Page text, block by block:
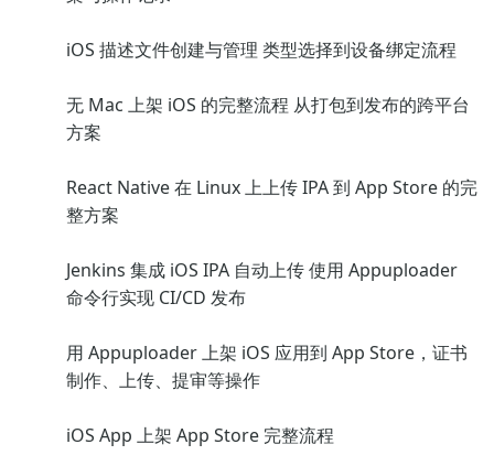
iOS 描述文件创建与管理 类型选择到设备绑定流程
无 Mac 上架 iOS 的完整流程 从打包到发布的跨平台
方案
React Native 在 Linux 上上传 IPA 到 App Store 的完
整方案
Jenkins 集成 iOS IPA 自动上传 使用 Appuploader
命令行实现 CI/CD 发布
用 Appuploader 上架 iOS 应用到 App Store，证书
制作、上传、提审等操作
iOS App 上架 App Store 完整流程